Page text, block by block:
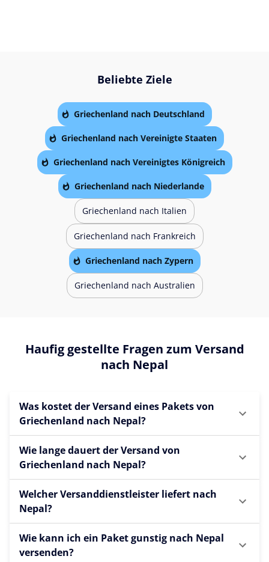
Beliebte Ziele
Griechenland nach Deutschland
Griechenland nach Vereinigte Staaten
Griechenland nach Vereinigtes Königreich
Griechenland nach Niederlande
Griechenland nach Italien
Griechenland nach Frankreich
Griechenland nach Zypern
Griechenland nach Australien
Haufig gestellte Fragen zum Versand
nach Nepal
Was kostet der Versand eines Pakets von
Griechenland nach Nepal?
Wie lange dauert der Versand von
Griechenland nach Nepal?
Welcher Versanddienstleister liefert nach
Nepal?
Wie kann ich ein Paket gunstig nach Nepal
versenden?